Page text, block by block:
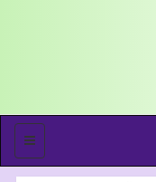
منو